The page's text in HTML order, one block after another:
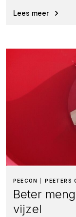
Lees meer
PEECON PEETERS
Beter
vijzel